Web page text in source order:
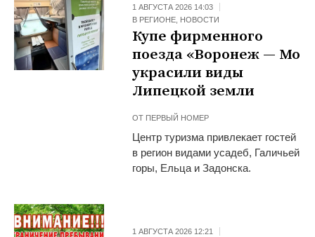
1 АВГУСТА 2026 14:03
В РЕГИОНЕ, НОВОСТИ
Купе фирменного
поезда «Воронеж —
украсили виды
Липецкой земли
ОТ ПЕРВЫЙ НОМЕР
Центр туризма привлекает гостей
в регион видами усадеб, Галичьей
горы, Ельца и Задонска.
1 АВГУСТА 2026 12:21